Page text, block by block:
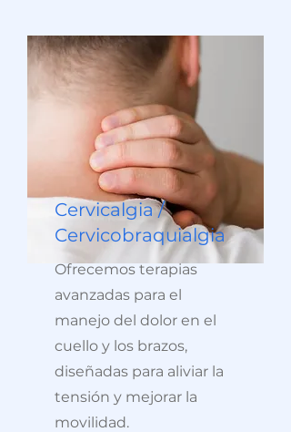
Cervicalgia /
Cervicobraquialgia
Ofrecemos terapias
avanzadas para el
manejo del dolor en el
cuello y los brazos,
diseñadas para aliviar la
tensión y mejorar la
movilidad.